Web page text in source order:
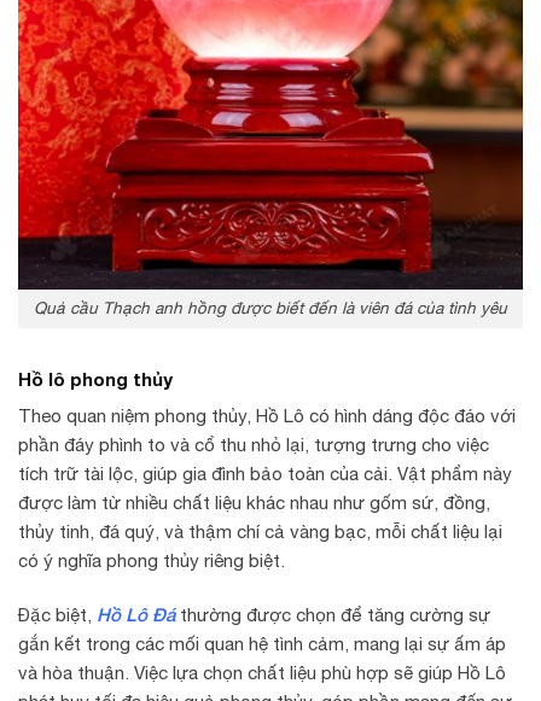
Quả cầu Thạch anh hồng được biết đến là viên đá của tình yêu
Hồ lô phong thủy
Theo quan niệm phong thủy, Hồ Lô có hình dáng độc đáo với
phần đáy phình to và cổ thu nhỏ lại, tượng trưng cho việc
tích trữ tài lộc, giúp gia đình bảo toàn của cải. Vật phẩm này
được làm từ nhiều chất liệu khác nhau như gốm sứ, đồng,
thủy tinh, đá quý, và thậm chí cả vàng bạc, mỗi chất liệu lại
có ý nghĩa phong thủy riêng biệt.
Đặc biệt, Hồ Lô Đáthường được chọn để tăng cường sự
gắn kết trong các mối quan hệ tình cảm, mang lại sự ấm áp
và hòa thuận. Việc lựa chọn chất liệu phù hợp sẽ giúp Hồ Lô